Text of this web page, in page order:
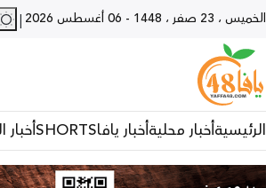
الخميس ، 23 صفر ، 1448 - 06 أغسطس 2026 |
الرئيسيةأخبار محليةأخبار يافاSHORTSأخبار